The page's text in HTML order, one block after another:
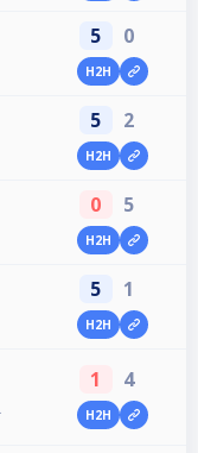
5 0
H2H
5 2
H2H
0 5
H2H
5 1
H2H
1 4
H2H